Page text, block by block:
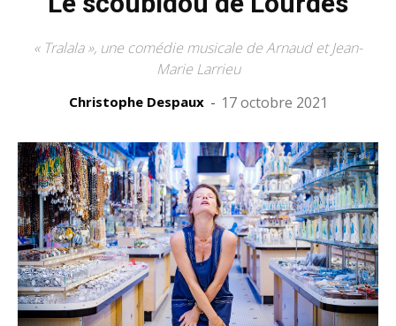
« Tralala », une comédie musicale de Arnaud et Jean-
Marie Larrieu
Christophe Despaux - 17 octobre 2021